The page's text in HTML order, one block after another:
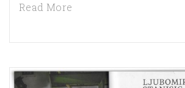
Read More